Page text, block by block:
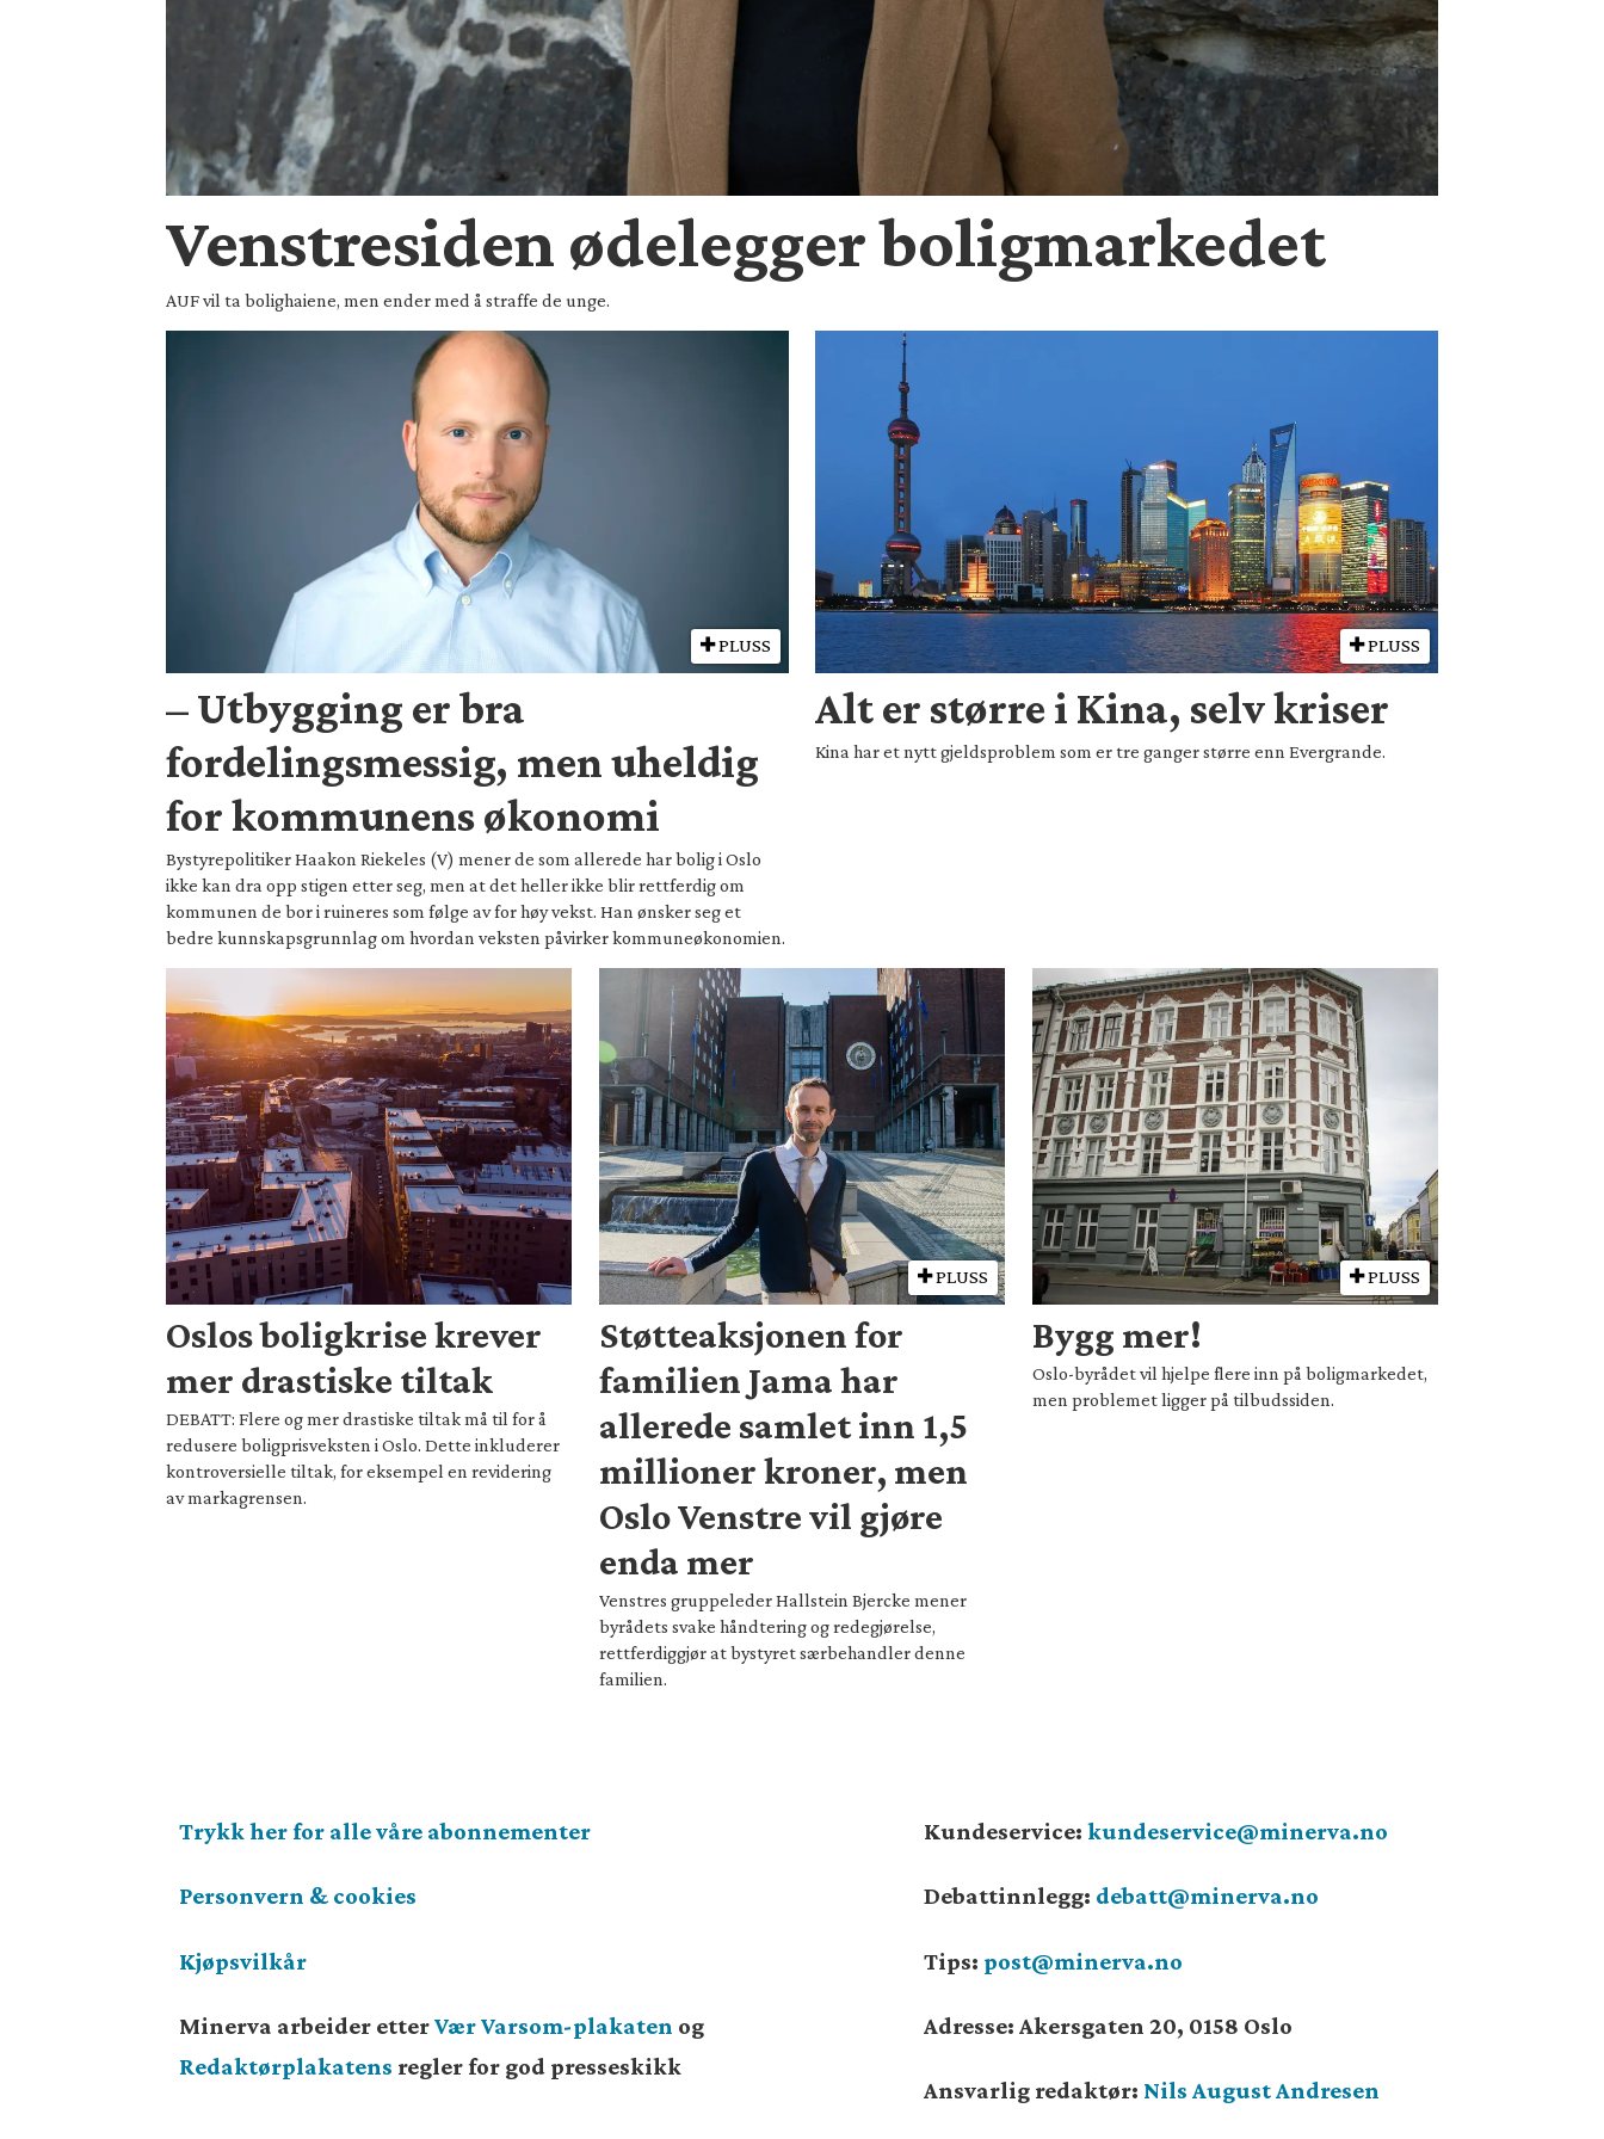
Venstresiden ødelegger boligmarkedet
AUF vil ta bolighaiene, men ender med å straffe de unge.
PLUSS
– Utbygging er bra
fordelingsmessig, men uheldig
for kommunens økonomi
Bystyrepolitiker Haakon Riekeles (V) mener de som allerede har bolig i Oslo
ikke kan dra opp stigen etter seg, men at det heller ikke blir rettferdig om
kommunen de bor i ruineres som følge av for høy vekst. Han ønsker seg et
bedre kunnskapsgrunnlag om hvordan veksten påvirker kommuneøkonomien.
PLUSS
Alt er større i Kina, selv kriser
Kina har et nytt gjeldsproblem som er tre ganger større enn Evergrande.
Oslos boligkrise krever
mer drastiske tiltak
DEBATT: Flere og mer drastiske tiltak må til for å
redusere boligprisveksten i Oslo. Dette inkluderer
kontroversielle tiltak, for eksempel en revidering
av markagrensen.
PLUSS
Støtteaksjonen for
familien Jama har
allerede samlet inn 1,5
millioner kroner, men
Oslo Venstre vil gjøre
enda mer
Venstres gruppeleder Hallstein Bjercke mener
byrådets svake håndtering og redegjørelse,
rettferdiggjør at bystyret særbehandler denne
familien.
PLUSS
Bygg mer!
Oslo-byrådet vil hjelpe flere inn på boligmarkedet,
men problemet ligger på tilbudssiden.
Trykk her for alle våre abonnementer
Personvern & cookies
Kjøpsvilkår
Minerva arbeider etterVær Varsom-plakaten og
Redaktørplakatens regler for god presseskikk
Kundeservice: kundeservice@minerva.no
Debattinnlegg: debatt@minerva.no
Tips: post@minerva.no
Adresse: Akersgaten 20, 0158 Oslo
Ansvarlig redaktør: Nils August Andresen